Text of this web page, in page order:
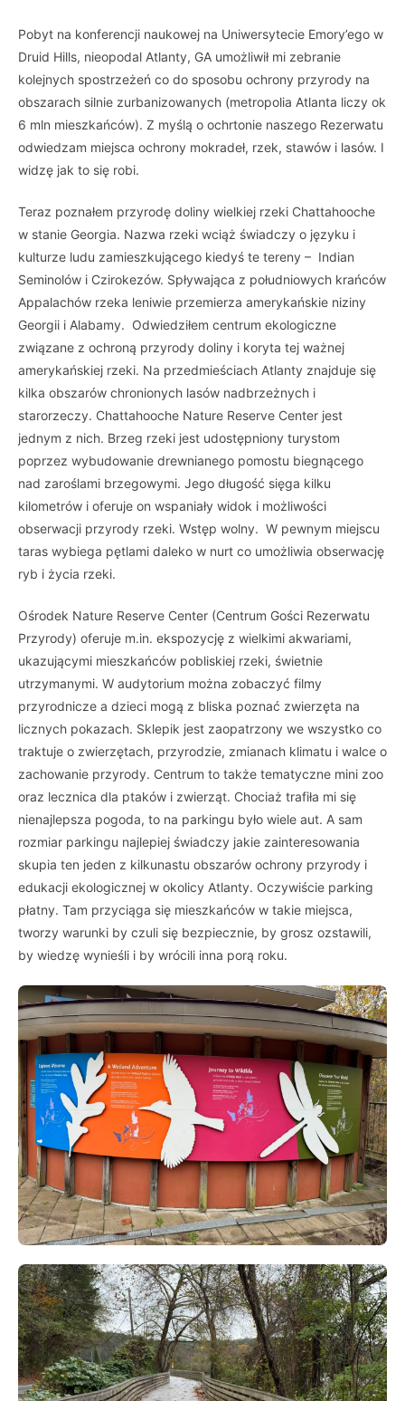
Pobyt na konferencji naukowej na Uniwersytecie Emory’ego w
Druid Hills, nieopodal Atlanty, GA umożliwił mi zebranie
kolejnych spostrzeżeń co do sposobu ochrony przyrody na
obszarach silnie zurbanizowanych (metropolia Atlanta liczy ok
6 mln mieszkańców). Z myślą o ochrtonie naszego Rezerwatu
odwiedzam miejsca ochrony mokradeł, rzek, stawów i lasów. I
widzę jak to się robi.
Teraz poznałem przyrodę doliny wielkiej rzeki Chattahooche
w stanie Georgia. Nazwa rzeki wciąż świadczy o języku i
kulturze ludu zamieszkującego kiedyś te tereny – Indian
Seminolów i Czirokezów. Spływająca z południowych krańców
Appalachów rzeka leniwie przemierza amerykańskie niziny
Georgii i Alabamy. Odwiedziłem centrum ekologiczne
związane z ochroną przyrody doliny i koryta tej ważnej
amerykańskiej rzeki. Na przedmieściach Atlanty znajduje się
kilka obszarów chronionych lasów nadbrzeżnych i
starorzeczy. Chattahooche Nature Reserve Center jest
jednym z nich. Brzeg rzeki jest udostępniony turystom
poprzez wybudowanie drewnianego pomostu biegnącego
nad zaroślami brzegowymi. Jego długość sięga kilku
kilometrów i oferuje on wspaniały widok i możliwości
obserwacji przyrody rzeki. Wstęp wolny. W pewnym miejscu
taras wybiega pętlami daleko w nurt co umożliwia obserwację
ryb i życia rzeki.
Ośrodek Nature Reserve Center (Centrum Gości Rezerwatu
Przyrody) oferuje m.in. ekspozycję z wielkimi akwariami,
ukazującymi mieszkańców pobliskiej rzeki, świetnie
utrzymanymi. W audytorium można zobaczyć filmy
przyrodnicze a dzieci mogą z bliska poznać zwierzęta na
licznych pokazach. Sklepik jest zaopatrzony we wszystko co
traktuje o zwierzętach, przyrodzie, zmianach klimatu i walce o
zachowanie przyrody. Centrum to także tematyczne mini zoo
oraz lecznica dla ptaków i zwierząt. Chociaż trafiła mi się
nienajlepsza pogoda, to na parkingu było wiele aut. A sam
rozmiar parkingu najlepiej świadczy jakie zainteresowania
skupia ten jeden z kilkunastu obszarów ochrony przyrody i
edukacji ekologicznej w okolicy Atlanty. Oczywiście parking
płatny. Tam przyciąga się mieszkańców w takie miejsca,
tworzy warunki by czuli się bezpiecznie, by grosz ozstawili,
by wiedzę wynieśli i by wrócili inna porą roku.